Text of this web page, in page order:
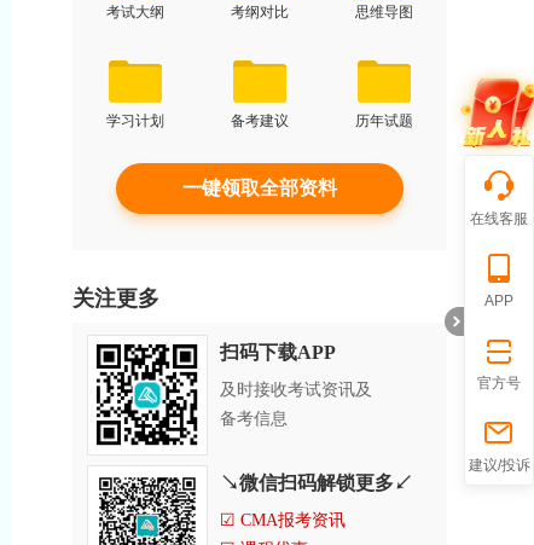
考试大纲 考纲对比 思维导图
学习计划 备考建议 历年试题
一键领取全部资料
关注更多
扫码下载APP
及时接收考试资讯及
备考信息
↘微信扫码解锁更多↙
☑ CMA报考资讯
在线客服
APP
官方号
建议/投诉